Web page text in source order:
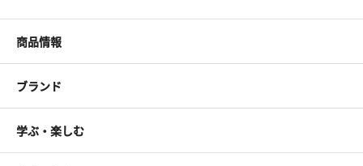
商品情報
ブランド
学ぶ・楽しむ